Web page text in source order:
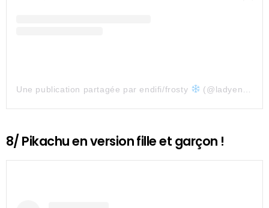
Une publication partagée par endifi/frosty (@ladyendifi)
8/ Pikachu en version fille et garçon !